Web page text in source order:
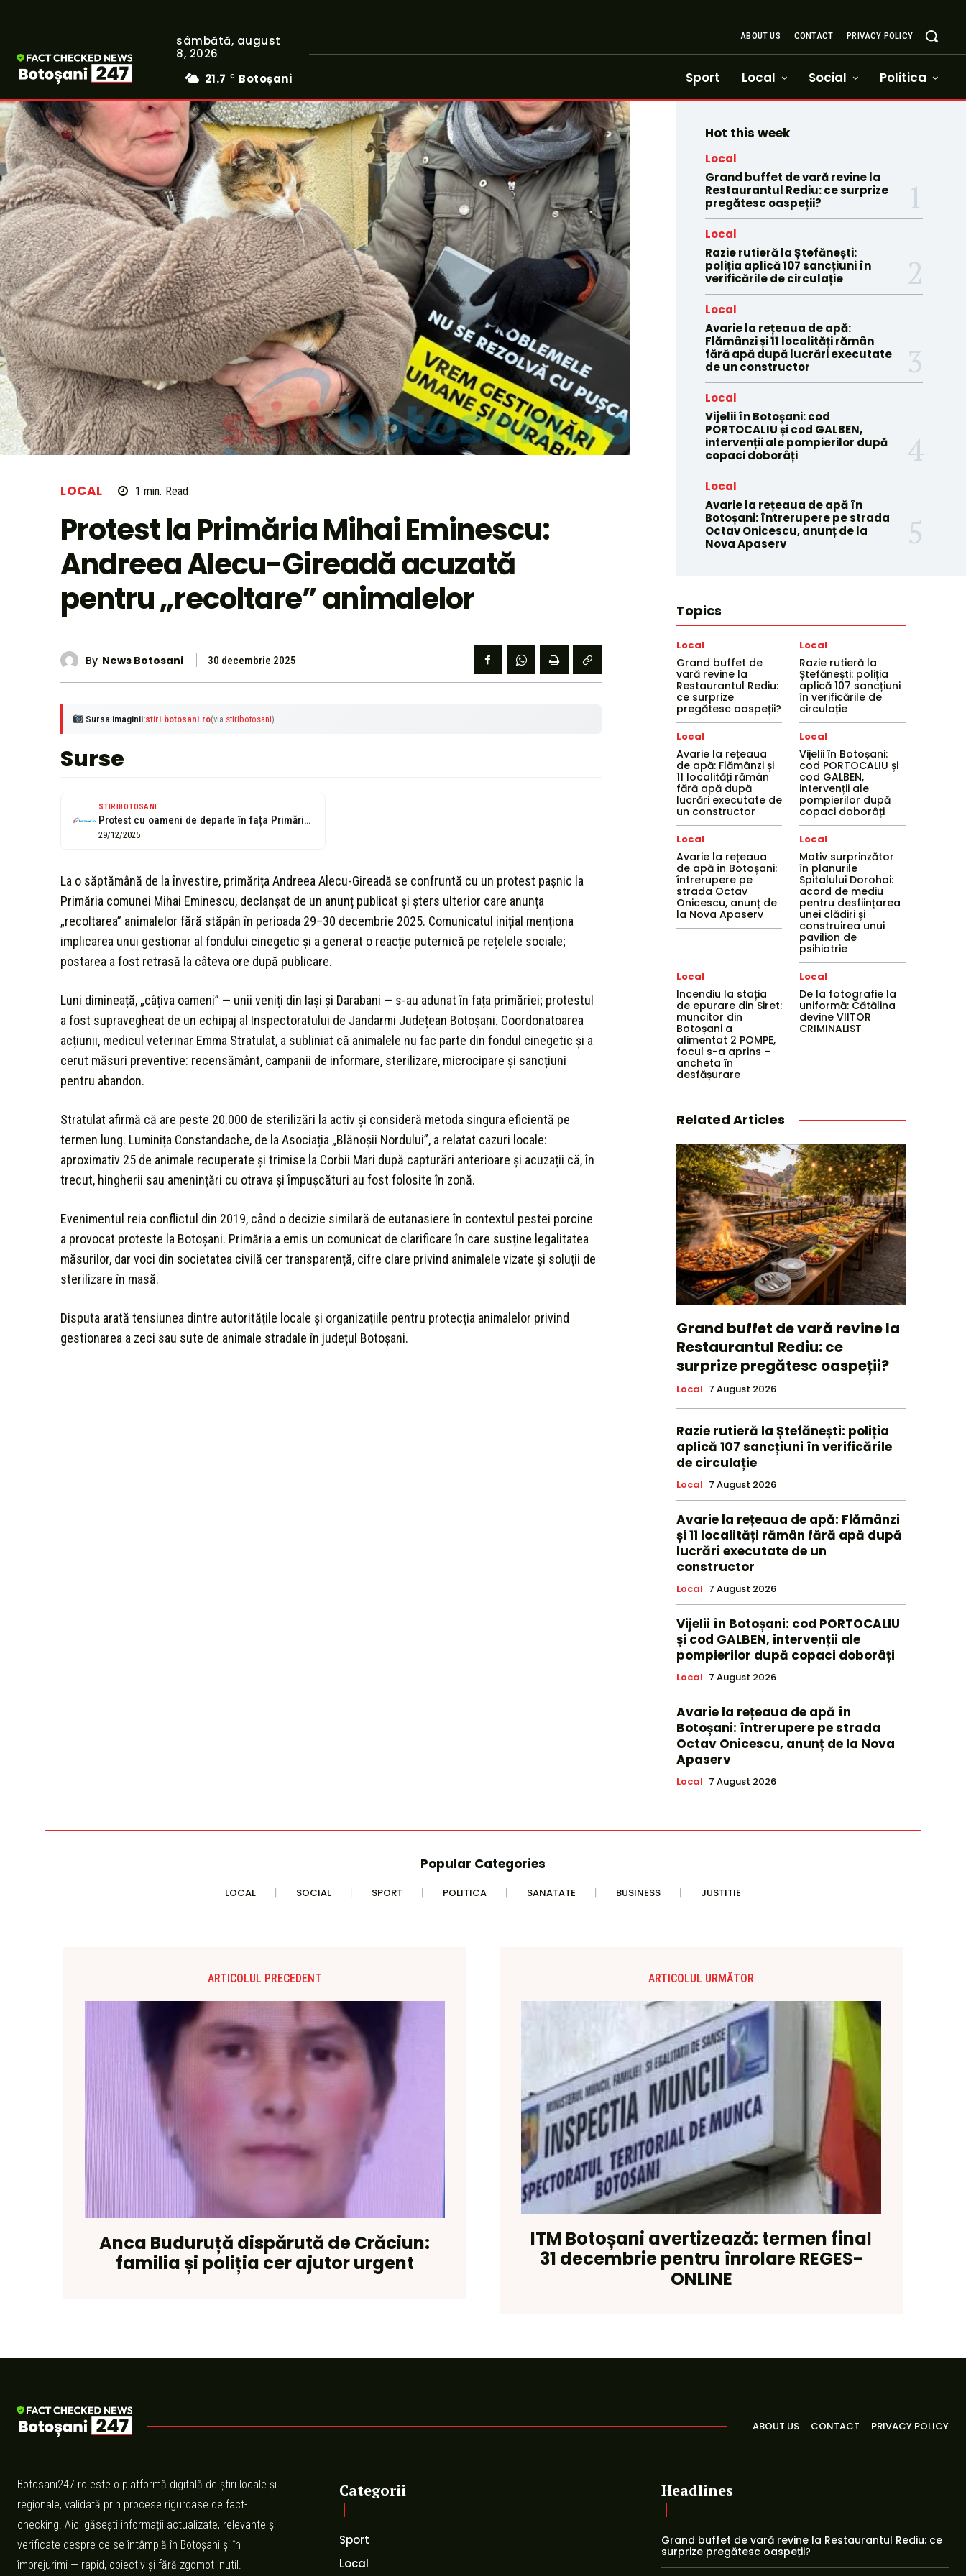
sâmbătă, august
8, 2026
21.7
C Botoșani
ABOUT US CONTACT PRIVACY POLICY
Sport Local Social Politica
LOCAL 1 min. Read
Protest la Primăria Mihai Eminescu:
Andreea Alecu-Gireadă acuzată
pentru „recoltare” animalelor
By News Botosani 30 decembrie 2025
Sursa imaginii:stiri.botosani.ro(via stiribotosani)
Surse
STIRIBOTOSANI
Protest cu oameni de departe în fața Primăriei comunei Mihai Eminescu: „Este...
29/12/2025
La o săptămână de la învestire, primărița Andreea Alecu-Gireadă se confruntă cu un protest pașnic la
Primăria comunei Mihai Eminescu, declanșat de un anunț publicat și șters ulterior care anunța
„recoltarea” animalelor fără stăpân în perioada 29–30 decembrie 2025. Comunicatul inițial menționa
implicarea unui gestionar al fondului cinegetic și a generat o reacție puternică pe rețelele sociale;
postarea a fost retrasă la câteva ore după publicare.
Luni dimineață, „câțiva oameni” — unii veniți din Iași și Darabani — s-au adunat în fața primăriei; protestul
a fost supravegheat de un echipaj al Inspectoratului de Jandarmi Județean Botoșani. Coordonatoarea
acțiunii, medicul veterinar Emma Stratulat, a subliniat că animalele nu fac parte din fondul cinegetic și a
cerut măsuri preventive: recensământ, campanii de informare, sterilizare, microcipare și sancțiuni
pentru abandon.
Stratulat afirmă că are peste 20.000 de sterilizări la activ și consideră metoda singura eficientă pe
termen lung. Luminița Constandache, de la Asociația „Blănoșii Nordului”, a relatat cazuri locale:
aproximativ 25 de animale recuperate și trimise la Corbii Mari după capturări anterioare și acuzații că, în
trecut, hingherii sau amenințări cu otrava și împușcături au fost folosite în zonă.
Evenimentul reia conflictul din 2019, când o decizie similară de eutanasiere în contextul pestei porcine
a provocat proteste la Botoșani. Primăria a emis un comunicat de clarificare în care susține legalitatea
măsurilor, dar voci din societatea civilă cer transparență, cifre clare privind animalele vizate și soluții de
sterilizare în masă.
Disputa arată tensiunea dintre autoritățile locale și organizațiile pentru protecția animalelor privind
gestionarea a zeci sau sute de animale stradale în județul Botoșani.
Hot this week
Local
Grand buffet de vară revine la
Restaurantul Rediu: ce surprize
pregătesc oaspeții?
Local
Razie rutieră la Ștefănești:
poliția aplică 107 sancțiuni în
verificările de circulație
Local
Avarie la rețeaua de apă:
Flămânzi și 11 localități rămân
fără apă după lucrări executate
de un constructor
Local
Vijelii în Botoșani: cod
PORTOCALIU și cod GALBEN,
intervenții ale pompierilor după
copaci doborâți
Local
Avarie la rețeaua de apă în
Botoșani: întrerupere pe strada
Octav Onicescu, anunț de la
Nova Apaserv
Topics
Local
Grand buffet de
vară revine la
Restaurantul Rediu:
ce surprize
pregătesc oaspeții?
Local
Razie rutieră la
Ștefănești: poliția
aplică 107 sancțiuni
în verificările de
circulație
Local
Avarie la rețeaua
de apă: Flămânzi și
11 localități rămân
fără apă după
lucrări executate de
un constructor
Local
Vijelii în Botoșani:
cod PORTOCALIU și
cod GALBEN,
intervenții ale
pompierilor după
copaci doborâți
Local
Avarie la rețeaua
de apă în Botoșani:
întrerupere pe
strada Octav
Onicescu, anunț de
la Nova Apaserv
Local
Motiv surprinzător
în planurile
Spitalului Dorohoi:
acord de mediu
pentru desființarea
unei clădiri și
construirea unui
pavilion de
psihiatrie
Local
Incendiu la stația
de epurare din Siret:
muncitor din
Botoșani a
alimentat 2 POMPE,
focul s-a aprins –
ancheta în
desfășurare
Local
De la fotografie la
uniformă: Cătălina
devine VIITOR
CRIMINALIST
Related Articles
Grand buffet de vară revine la
Restaurantul Rediu: ce
surprize pregătesc oaspeții?
Local 7 August 2026
Razie rutieră la Ștefănești: poliția
aplică 107 sancțiuni în verificările
de circulație
Local 7 August 2026
Avarie la rețeaua de apă: Flămânzi
și 11 localități rămân fără apă după
lucrări executate de un
constructor
Local 7 August 2026
Vijelii în Botoșani: cod PORTOCALIU
și cod GALBEN, intervenții ale
pompierilor după copaci doborâți
Local 7 August 2026
Avarie la rețeaua de apă în
Botoșani: întrerupere pe strada
Octav Onicescu, anunț de la Nova
Apaserv
Local 7 August 2026
Popular Categories
LOCAL SOCIAL SPORT POLITICA SANATATE BUSINESS JUSTITIE
ARTICOLUL PRECEDENT
Anca Buduruță dispărută de Crăciun:
familia și poliția cer ajutor urgent
ARTICOLUL URMĂTOR
ITM Botoșani avertizează: termen final
31 decembrie pentru înrolare REGES-
ONLINE
ABOUT US CONTACT PRIVACY POLICY
Botosani247.ro este o platformă digitală de știri locale și
regionale, validată prin procese riguroase de fact-
checking. Aici găsești informații actualizate, relevante și
verificate despre ce se întâmplă în Botoșani și în
împrejurimi — rapid, obiectiv și fără zgomot inutil.
Categorii
Sport
Local
Headlines
Grand buffet de vară revine la Restaurantul Rediu: ce
surprize pregătesc oaspeții?